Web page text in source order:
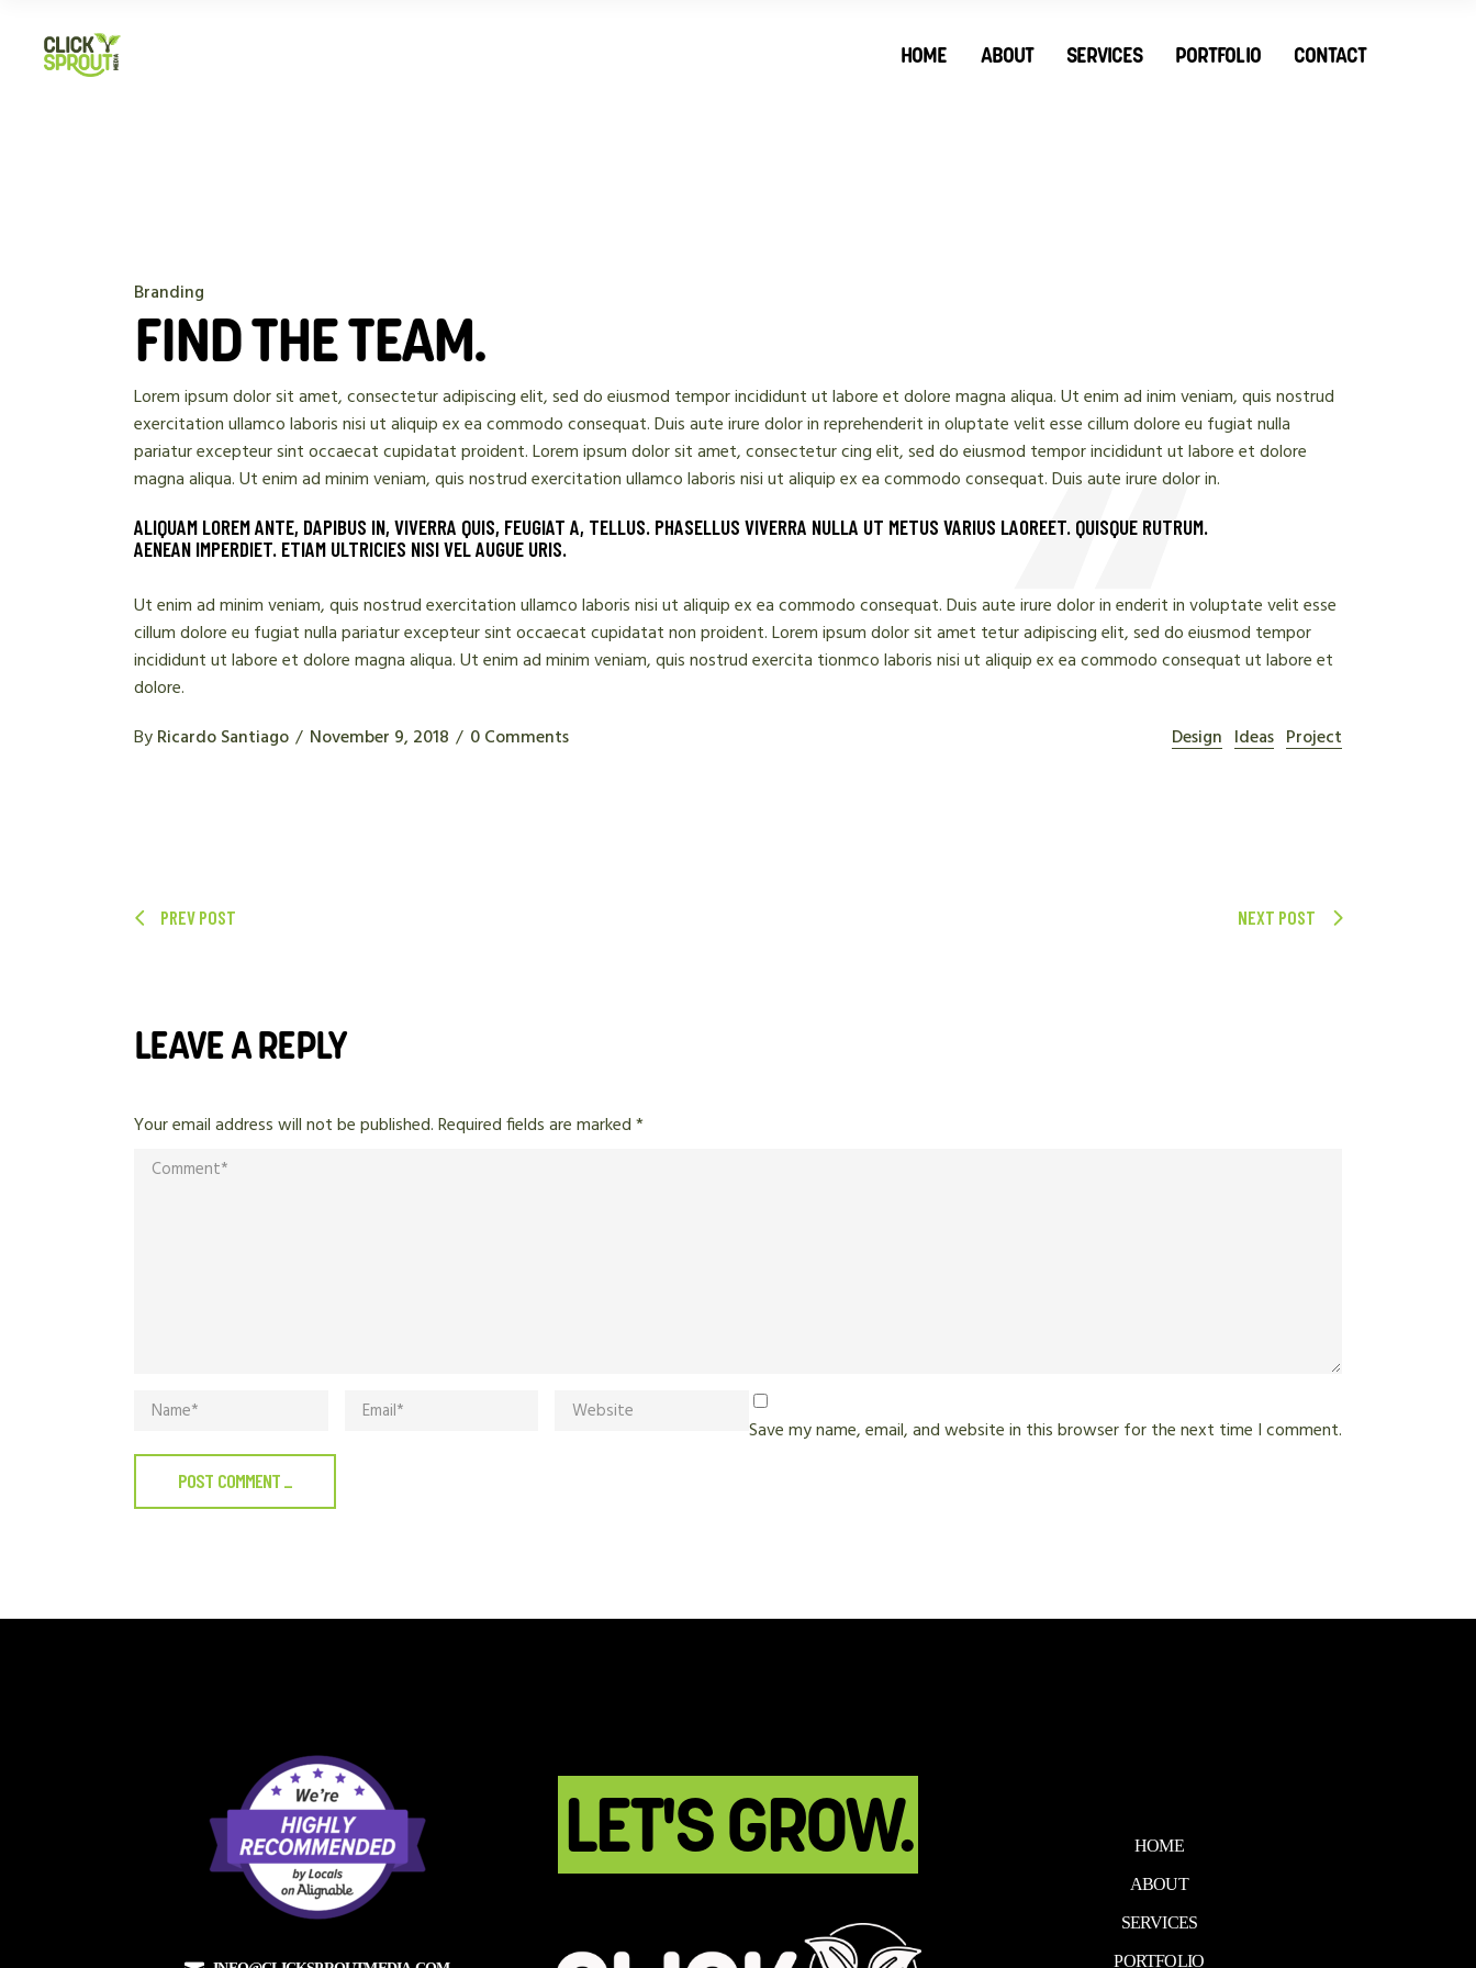
HOME ABOUT SERVICES PORTFOLIO CONTACT
Branding
FIND THE TEAM.
Lorem ipsum dolor sit amet, consectetur adipiscing elit, sed do eiusmod tempor incididunt ut labore et dolore magna aliqua. Ut enim ad inim veniam, quis nostrud
exercitation ullamco laboris nisi ut aliquip ex ea commodo consequat. Duis aute irure dolor in reprehenderit in oluptate velit esse cillum dolore eu fugiat nulla
pariatur excepteur sint occaecat cupidatat proident. Lorem ipsum dolor sit amet, consectetur cing elit, sed do eiusmod tempor incididunt ut labore et dolore
magna aliqua. Ut enim ad minim veniam, quis nostrud exercitation ullamco laboris nisi ut aliquip ex ea commodo consequat. Duis aute irure dolor in.
ALIQUAM LOREM ANTE, DAPIBUS IN, VIVERRA QUIS, FEUGIAT A, TELLUS. PHASELLUS VIVERRA NULLA UT METUS VARIUS LAOREET. QUISQUE RUTRUM.
AENEAN IMPERDIET. ETIAM ULTRICIES NISI VEL AUGUE URIS.
Ut enim ad minim veniam, quis nostrud exercitation ullamco laboris nisi ut aliquip ex ea commodo consequat. Duis aute irure dolor in enderit in voluptate velit esse
cillum dolore eu fugiat nulla pariatur excepteur sint occaecat cupidatat non proident. Lorem ipsum dolor sit amet tetur adipiscing elit, sed do eiusmod tempor
incididunt ut labore et dolore magna aliqua. Ut enim ad minim veniam, quis nostrud exercita tionmco laboris nisi ut aliquip ex ea commodo consequat ut labore et
dolore.
ByRicardo Santiago November 9, 2018 0 Comments Design Ideas Project
PREV POST NEXT POST
LEAVE A REPLY
Your email address will not be published.Required fields are marked*
Save my name, email, and website in this browser for the next time I comment.
POST COMMENT_
LET'S GROW. HOME
ABOUT
SERVICES
PORTFOLIO